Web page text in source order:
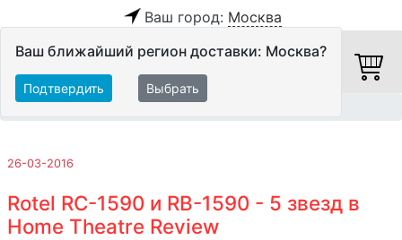
Ваш город: Москва
Ваш ближайший регион доставки: Москва?
Подтвердить Выбрать
26-03-2016
Rotel RC-1590 и RB-1590 - 5 звезд в
Home Theatre Review